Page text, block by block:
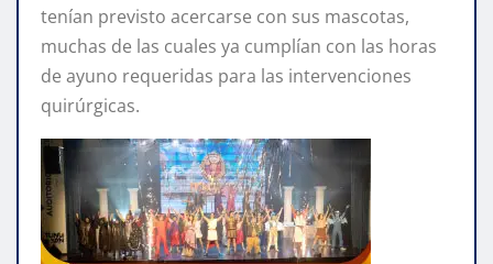
tenían previsto acercarse con sus mascotas,
muchas de las cuales ya cumplían con las horas
de ayuno requeridas para las intervenciones
quirúrgicas.